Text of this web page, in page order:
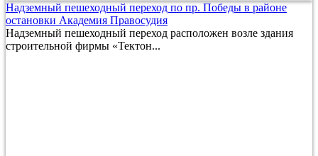
Надземный пешеходный переход по пр. Победы в районе
остановки Академия Правосудия
Надземный пешеходный переход расположен возле здания
строительной фирмы «Тектон...